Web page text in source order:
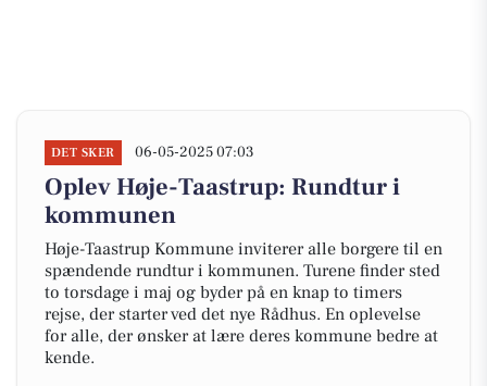
DET SKER 06-05-2025 07:03
Oplev Høje-Taastrup: Rundtur i
kommunen
Høje-Taastrup Kommune inviterer alle borgere til en
spændende rundtur i kommunen. Turene finder sted
to torsdage i maj og byder på en knap to timers
rejse, der starter ved det nye Rådhus. En oplevelse
for alle, der ønsker at lære deres kommune bedre at
kende.